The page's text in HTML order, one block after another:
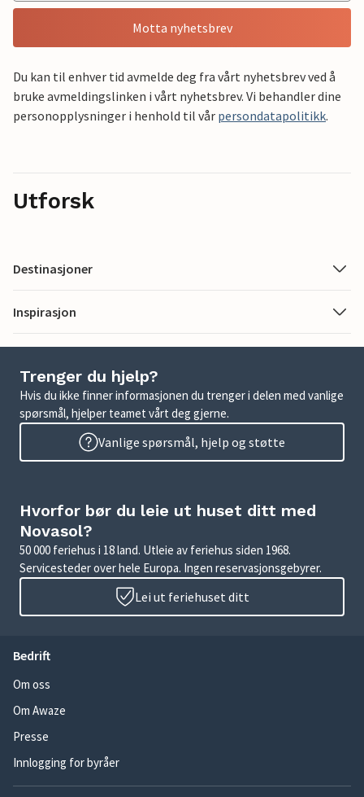
Motta nyhetsbrev
Du kan til enhver tid avmelde deg fra vårt nyhetsbrev ved å
bruke avmeldingslinken i vårt nyhetsbrev. Vi behandler dine
personopplysninger i henhold til vår persondatapolitikk.
Utforsk
Destinasjoner
Inspirasjon
Trenger du hjelp?
Hvis du ikke finner informasjonen du trenger i delen med vanlige
spørsmål, hjelper teamet vårt deg gjerne.
Vanlige spørsmål, hjelp og støtte
Hvorfor bør du leie ut huset ditt med
Novasol?
50 000 feriehus i 18 land. Utleie av feriehus siden 1968.
Servicesteder over hele Europa. Ingen reservasjonsgebyrer.
Lei ut feriehuset ditt
Bedrift
Om oss
Om Awaze
Presse
Innlogging for byråer